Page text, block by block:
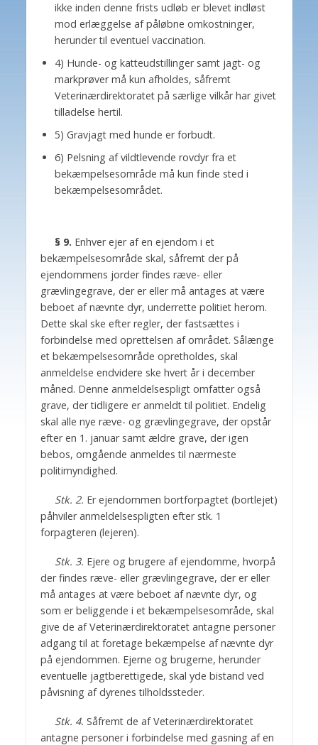
ikke inden denne frists udløb er blevet indløst
mod erlæggelse af påløbne omkostninger,
herunder til eventuel vaccination.
4) Hunde- og katteudstillinger samt jagt- og
markprøver må kun afholdes, såfremt
Veterinærdirektoratet på særlige vilkår har givet
tilladelse hertil.
5) Gravjagt med hunde er forbudt.
6) Pelsning af vildtlevende rovdyr fra et
bekæmpelsesområde må kun finde sted i
bekæmpelsesområdet.
§ 9. Enhver ejer af en ejendom i et
bekæmpelsesområde skal, såfremt der på
ejendommens jorder findes ræve- eller
grævlingegrave, der er eller må antages at være
beboet af nævnte dyr, underrette politiet herom.
Dette skal ske efter regler, der fastsættes i
forbindelse med oprettelsen af området. Sålænge
et bekæmpelsesområde opretholdes, skal
anmeldelse endvidere ske hvert år i december
måned. Denne anmeldelsespligt omfatter også
grave, der tidligere er anmeldt til politiet. Endelig
skal alle nye ræve- og grævlingegrave, der opstår
efter en 1. januar samt ældre grave, der igen
bebos, omgående anmeldes til nærmeste
politimyndighed.
Stk. 2. Er ejendommen bortforpagtet (bortlejet)
påhviler anmeldelsespligten efter stk. 1
forpagteren (lejeren).
Stk. 3. Ejere og brugere af ejendomme, hvorpå
der findes ræve- eller grævlingegrave, der er eller
må antages at være beboet af nævnte dyr, og
som er beliggende i et bekæmpelsesområde, skal
give de af Veterinærdirektoratet antagne personer
adgang til at foretage bekæmpelse af nævnte dyr
på ejendommen. Ejerne og brugerne, herunder
eventuelle jagtberettigede, skal yde bistand ved
påvisning af dyrenes tilholdssteder.
Stk. 4. Såfremt de af Veterinærdirektoratet
antagne personer i forbindelse med gasning af en